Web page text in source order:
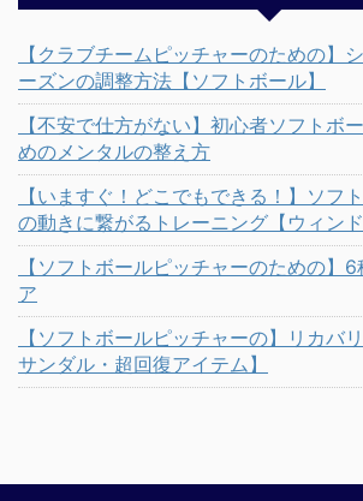
【クラブチームピッチャーのための】
ーズンの調整方法【ソフトボール】
【不安で仕方がない】初心者ソフトボ
めのメンタルの整え方
【いますぐ！どこでもできる！】ソフ
の動きに繋がるトレーニング【ウィンド
【ソフトボールピッチャーのための】
ア
【ソフトボールピッチャーの】リカバ
サンダル・超回復アイテム】